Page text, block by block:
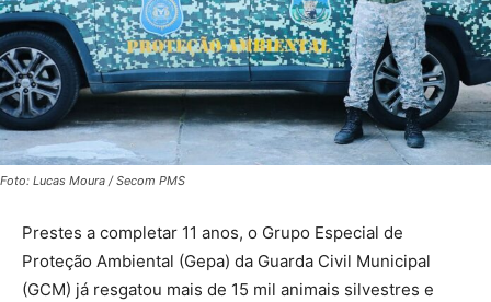
Foto: Lucas Moura / Secom PMS
Prestes a completar 11 anos, o Grupo Especial de
Proteção Ambiental (Gepa) da Guarda Civil Municipal
(GCM) já resgatou mais de 15 mil animais silvestres e